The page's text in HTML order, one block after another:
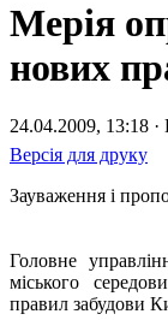
Мерія
нових
24.04.2009, 13:18 ·
Версія для друку
Зауваження і
Головне
міського
правил забудови